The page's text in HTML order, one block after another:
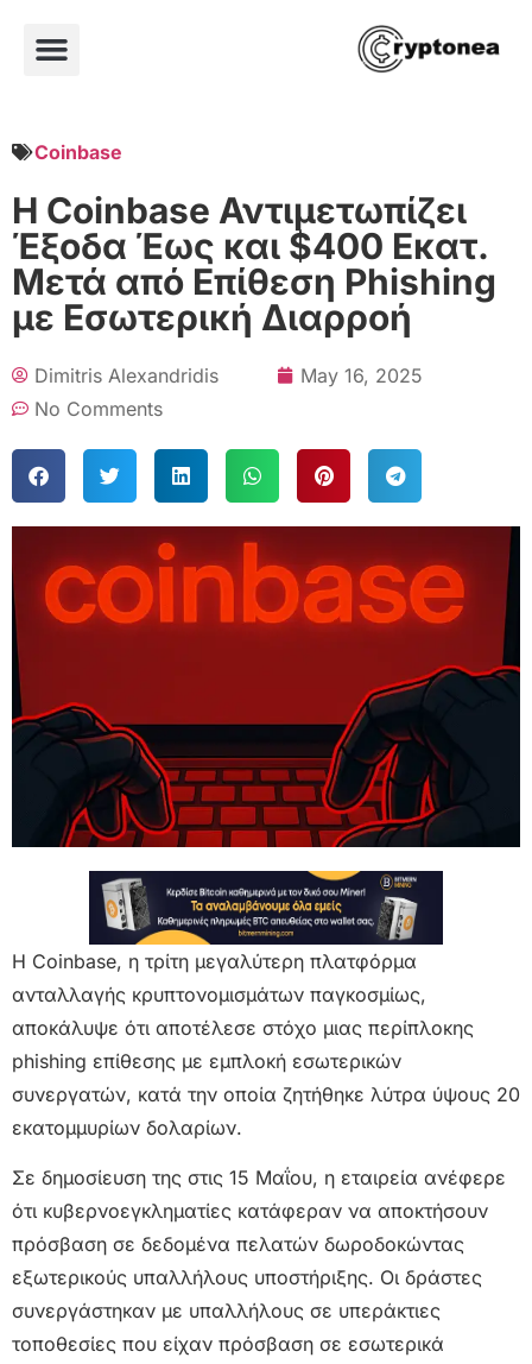
Coinbase
Η Coinbase Αντιμετωπίζει
Έξοδα Έως και $400 Εκατ.
Μετά από Επίθεση Phishing
με Εσωτερική Διαρροή
Dimitris Alexandridis
May 16, 2025
No Comments
Η Coinbase, η τρίτη μεγαλύτερη πλατφόρμα
ανταλλαγής κρυπτονομισμάτων παγκοσμίως,
αποκάλυψε ότι αποτέλεσε στόχο μιας περίπλοκης
phishing επίθεσης με εμπλοκή εσωτερικών
συνεργατών, κατά την οποία ζητήθηκε λύτρα ύψους 20
εκατομμυρίων δολαρίων.
Σε δημοσίευση της στις 15 Μαΐου, η εταιρεία ανέφερε
ότι κυβερνοεγκληματίες κατάφεραν να αποκτήσουν
πρόσβαση σε δεδομένα πελατών δωροδοκώντας
εξωτερικούς υπαλλήλους υποστήριξης. Οι δράστες
συνεργάστηκαν με υπαλλήλους σε υπεράκτιες
τοποθεσίες που είχαν πρόσβαση σε εσωτερικά